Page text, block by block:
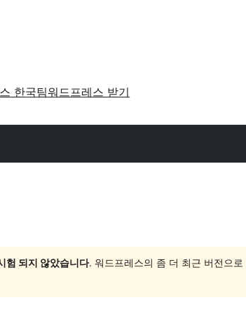
한국팀워드프레스 받기
험 되지 않았습니다. 워드프레스의 좀 더 최근 버전으